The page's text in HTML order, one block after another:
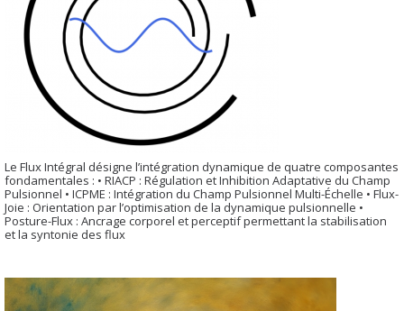
Le Flux Intégral désigne l’intégration dynamique de quatre composantes
fondamentales : • RIACP : Régulation et Inhibition Adaptative du Champ
Pulsionnel • ICPME : Intégration du Champ Pulsionnel Multi-Échelle • Flux-
Joie : Orientation par l’optimisation de la dynamique pulsionnelle •
Posture-Flux : Ancrage corporel et perceptif permettant la stabilisation
et la syntonie des flux